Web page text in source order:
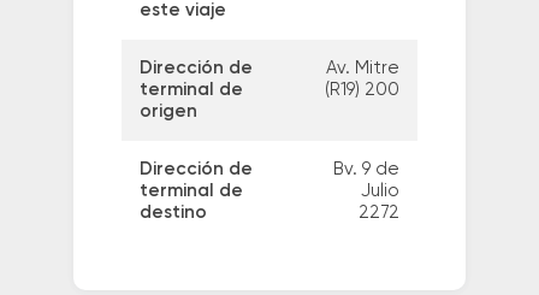
este viaje
Dirección de
terminal de
origen
Av. Mitre
(R19) 200
Dirección de
terminal de
destino
Bv. 9 de
Julio
2272